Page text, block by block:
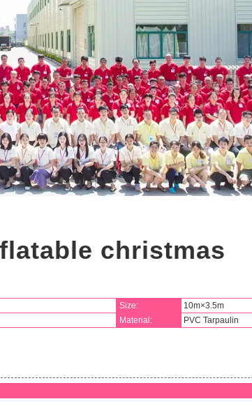
christmas
Size:
10m×3.5m
Material:
PVC Tarpaulin